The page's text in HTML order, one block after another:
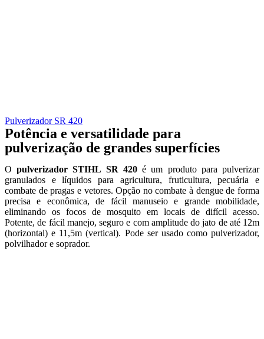
Pulverizador SR 420
Potência e versatilidade para
pulverização de grandes superfícies
Opulverizador STIHL SR 420é um produto para pulverizar
granulados e líquidos para agricultura, fruticultura, pecuária e
combate de pragas e vetores. Opção no combate à dengue de forma
precisa e econômica, de fácil manuseio e grande mobilidade,
eliminando os focos de mosquito em locais de difícil acesso.
Potente, de fácil manejo, seguro e com amplitude do jato de até 12m
(horizontal) e 11,5m (vertical). Pode ser usado como pulverizador,
polvilhador e soprador.